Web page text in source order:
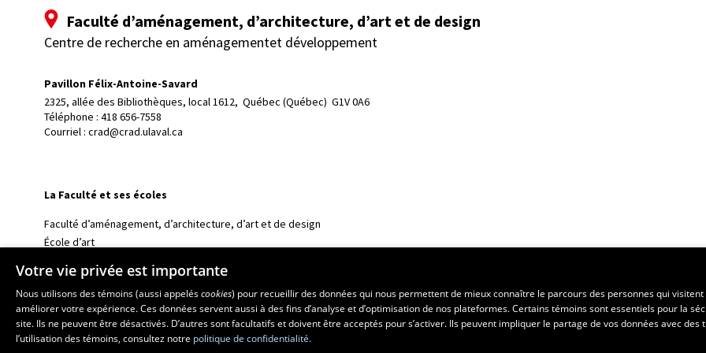
Faculté d’aménagement, d’architecture, d’art et de design
Centre de recherche en aménagementet développement
Pavillon Félix-Antoine-Savard
2325, allée des Bibliothèques, local 1612, Québec (Québec)  G1V 0A6
Téléphone : 418 656-7558
Courriel : crad@crad.ulaval.ca
La Faculté et ses écoles
Faculté d’aménagement, d’architecture, d’art et de design
École d’art
École d’architecture
École de design
Votre vie privée est importante
Nous utilisons des témoins (aussi appeléscookies) pour recueillir des données qui nous permettent de mieux connaître le parcours des personnes qui
améliorer votre expérience. Ces données servent aussi à des fins d’analyse et d’optimisation de nos plateformes. Certains témoins sont essentiels pour la
site. Ils ne peuvent être désactivés. D’autres sont facultatifs et doivent être acceptés pour s’activer. Ils peuvent impliquer le partage de vos données avec des
l’utilisation des témoins, consultez notre politique de confidentialité.